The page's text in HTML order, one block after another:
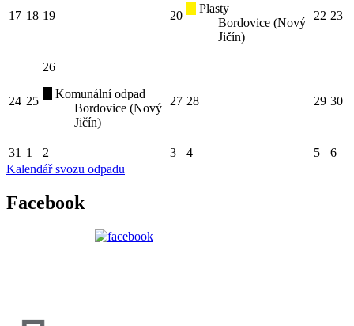
17 18 19 20
Plasty
Bordovice (Nový
Jičín)
22 23
24 25
26
Komunální odpad
Bordovice (Nový
Jičín)
27 28 29 30
31 1 2 3 4 5
6
Kalendář svozu odpadu
Facebook